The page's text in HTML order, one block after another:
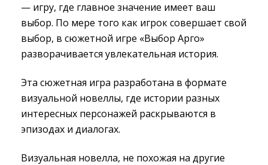
— игру, где главное значение имеет ваш
выбор. По мере того как игрок совершает свой
выбор, в сюжетной игре «Выбор Арго»
разворачивается увлекательная история.
Эта сюжетная игра разработана в формате
визуальной новеллы, где истории разных
интересных персонажей раскрываются в
эпизодах и диалогах.
Визуальная новелла, не похожая на другие